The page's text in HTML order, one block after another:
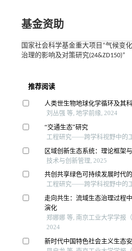
基金资助
国家社会科学基金重大项目“气候变
治理的影响及对策研究(24&ZD150)”